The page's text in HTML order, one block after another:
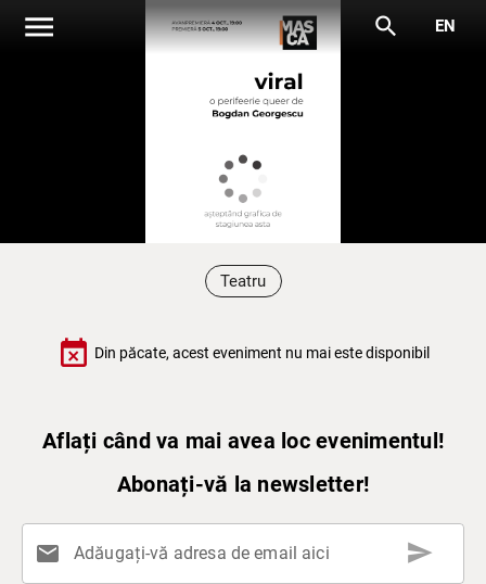
menu search EN
Teatru
event_busy Din păcate, acest eveniment nu mai este disponibil
Aflați când va mai avea loc evenimentul!
Abonați-vă la newsletter!
mail Adăugați-vă adresa de email aici send